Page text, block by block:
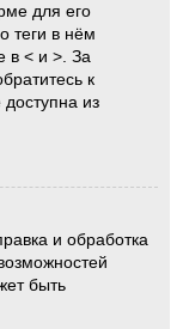
для его
теги в нём
в < и >. За
к
доступна из
и обработка
быть